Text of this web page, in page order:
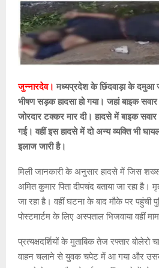
जुन्नारदेव। मध्यप्रदेश के छिंदवाड़ा के दमुआ
भीषण सड़क हादसा हो गया। जहां बाइक
जोरदार टक्कर मार दी। हादसे में बाइक
गई। वहीं इस हादसे में दो अन्य व्यक्ति भी
इलाज जारी है।
मिली जानकारी के अनुसार हादसे में जिस
अमित कुमार पिता दीपचंद बताया जा रहा है।
जा रहा है। वहीं घटना के बाद मौके पर पहुंची
पोस्टमार्टम के लिए अस्पताल भिजवाया वहीं
प्रत्यक्षदर्शियों के मुताबिक तेज रफ्तार बोलेरो
वाहन चलाने से युवक चपेट में आ गया और